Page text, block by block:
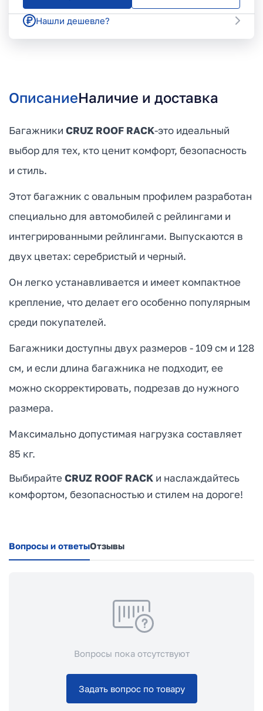
Нашли дешевле?
ОписаниеНаличие и доставка
Багажники CRUZ ROOF RACK-это идеальный
выбор для тех, кто ценит комфорт, безопасность
и стиль.
Этот багажник с овальным профилем разработан
специально для автомобилей с рейлингами и
интегрированными рейлингами. Выпускаются в
двух цветах: серебристый и черный.
Он легко устанавливается и имеет компактное
крепление, что делает его особенно популярным
среди покупателей.
Багажники доступны двух размеров - 109 см и 128
см, и если длина багажника не подходит, ее
можно скорректировать, подрезав до нужного
размера.
Максимально допустимая нагрузка составляет
85 кг.
Выбирайте CRUZ ROOF RACK и наслаждайтесь
комфортом, безопасностью и стилем на дороге!
Вопросы и ответыОтзывы
Вопросы пока отсутствуют
Задать вопрос по товару